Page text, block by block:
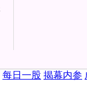
每日一股 揭幕内参